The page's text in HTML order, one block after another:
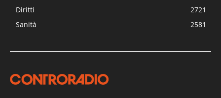
Diritti
2721
Sanità
2581